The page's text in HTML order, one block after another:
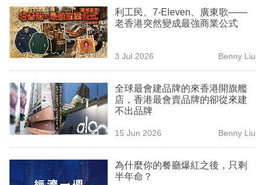
商
業
科
技
職
場
生
時
利工民、7-Eleven、廣東歌——
老香港突然變成最強商業公式
3 Jul 2026 Benny Liu
全球最會建品牌的來香港開旗艦
店，香港最會賣品牌的卻從來建
不出品牌
15 Jun 2026 Benny Liu
為什麼你的餐廳爆紅之後，只剩
半年命？